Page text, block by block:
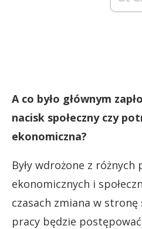
A co było głównym
nacisk społeczny czy
ekonomiczna?
Były wdrożone z różnych
ekonomicznych i
czasach zmiana w stronę
pracy będzie